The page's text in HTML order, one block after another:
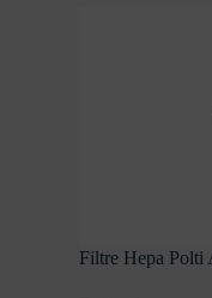
Filtre Hepa Polti